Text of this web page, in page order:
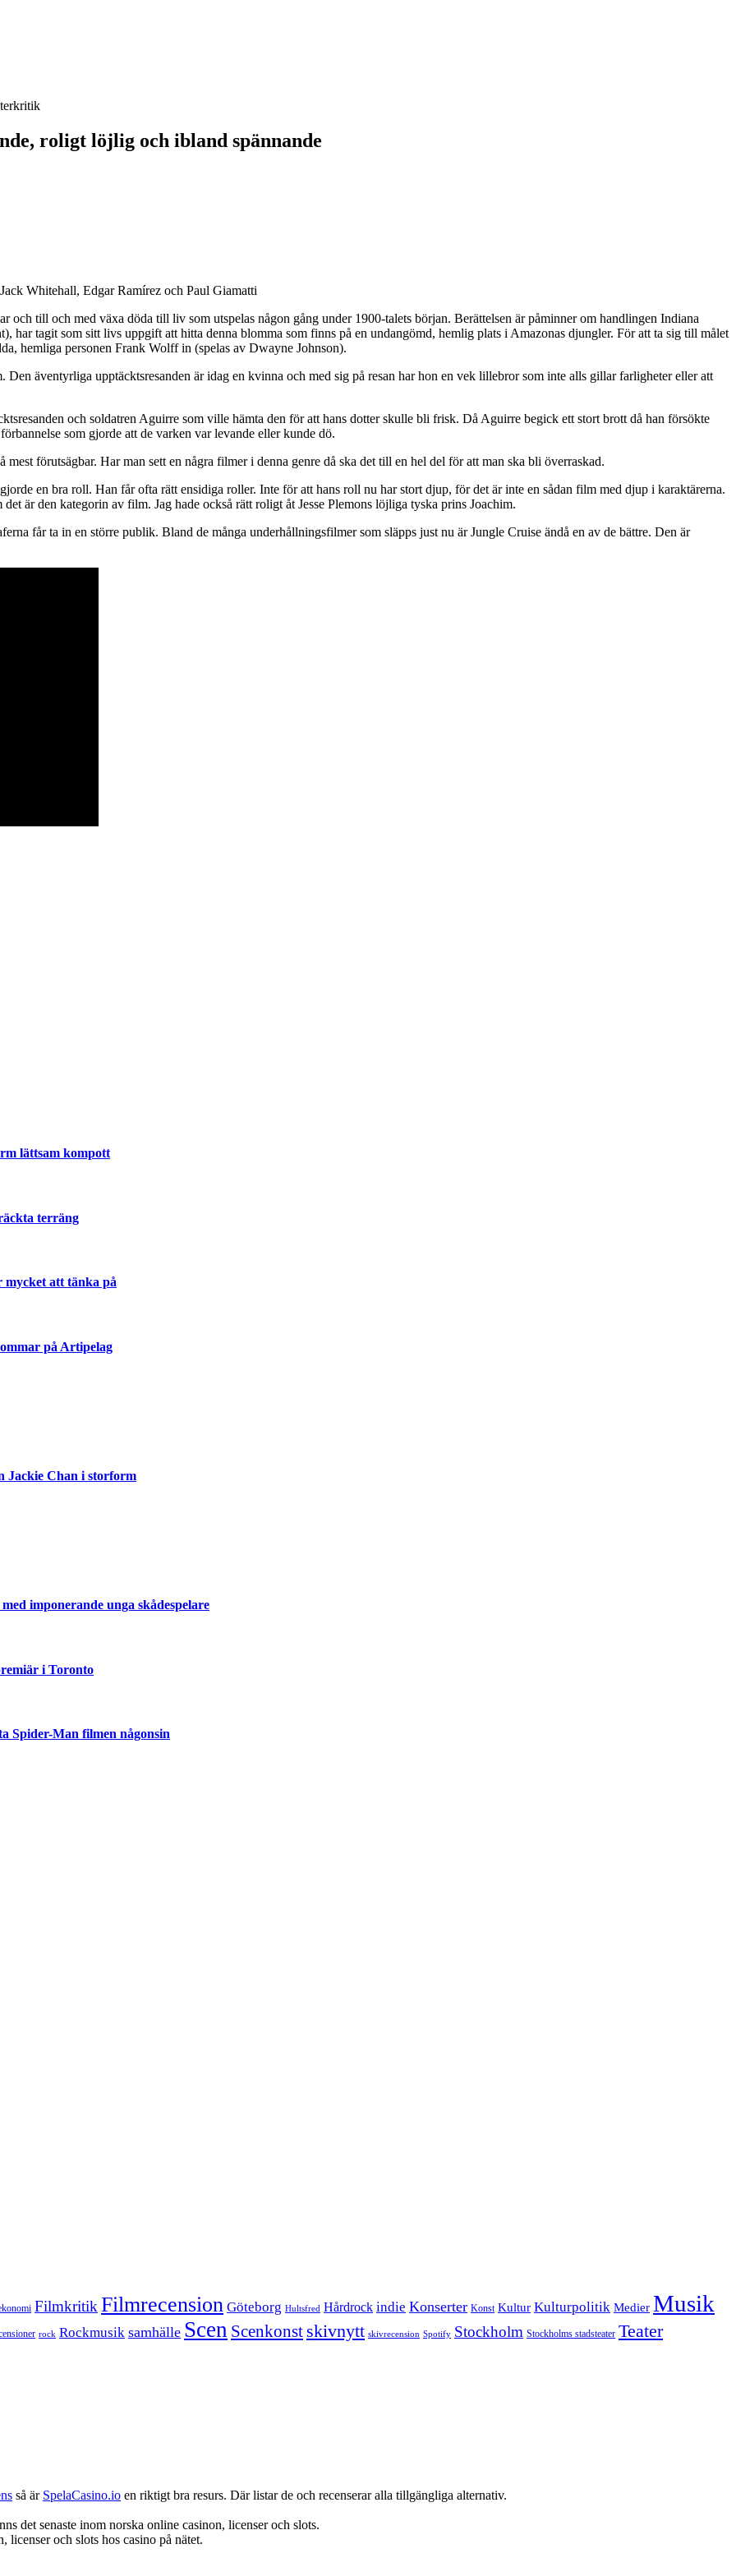
roligt löjlig och ibland spännande
Whitehall, Edgar Ramírez och Paul Giamatti
och till och med växa döda till liv som utspelas någon gång under 1900-talets början. Berättelsen är påminner om handlingen Indiana
tagit som sitt livs uppgift att hitta denna blomma som finns på en undangömd, hemlig plats i Amazonas djungler. För att ta sig till målet
hemliga personen Frank Wolff in (spelas av Dwayne Johnson).
äventyrliga upptäcktsresanden är idag en kvinna och med sig på resan har hon en vek lillebror som inte alls gillar farligheter eller att
och soldatren Aguirre som ville hämta den för att hans dotter skulle bli frisk. Då Aguirre begick ett stort brott då han försökte
som gjorde att de varken var levande eller kunde dö.
förutsägbar. Har man sett en några filmer i denna genre då ska det till en hel del för att man ska bli överraskad.
en bra roll. Han får ofta rätt ensidiga roller. Inte för att hans roll nu har stort djup, för det är inte en sådan film med djup i karaktärerna.
är den kategorin av film. Jag hade också rätt roligt åt Jesse Plemons löjliga tyska prins Joachim.
får ta in en större publik. Bland de många underhållningsfilmer som släpps just nu är Jungle Cruise ändå en av de bättre. Den är
lättsam kompott
terräng
mycket att tänka på
på Artipelag
Jackie Chan i storform
imponerande unga skådespelare
i Toronto
Spider-Man filmen någonsin
Filmkritik Filmrecension Göteborg Hultsfred Hårdrock indie Konserter Konst Kultur Kulturpolitik Medier Musik
rock Rockmusik samhälle Scen Scenkonst skivnytt skivrecension Spotify Stockholm Stockholms stadsteater Teater
så är SpelaCasino.io en riktigt bra resurs. Där listar de och recenserar alla tillgängliga alternativ.
det senaste inom norska online casinon, licenser och slots.
licenser och slots hos casino på nätet.